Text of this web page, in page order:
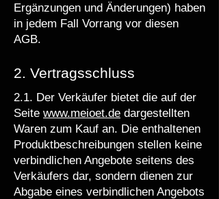
Ergänzungen und Änderungen) haben
in jedem Fall Vorrang vor diesen
AGB.
2. Vertragsschluss
2.1. Der Verkäufer bietet die auf der
Seite www.meioet.de dargestellten
Waren zum Kauf an. Die enthaltenen
Produktbeschreibungen stellen keine
verbindlichen Angebote seitens des
Verkäufers dar, sondern dienen zur
Abgabe eines verbindlichen Angebots